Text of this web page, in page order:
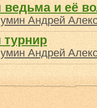
ведьма и её
Андрей
турнир
Андрей